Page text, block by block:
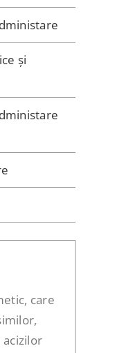
și
care